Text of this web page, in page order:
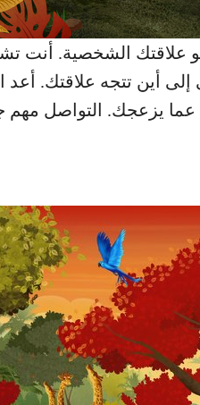
علاقتك الشخصية. أنت
أين تتجه علاقتك. أعد
عما يزعجك. التواصل مهم